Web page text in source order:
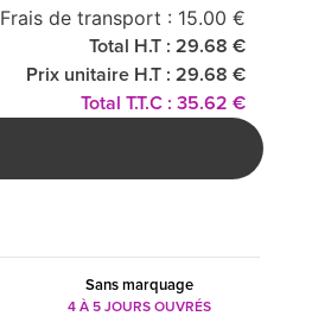
Frais de transport : 15.00 €
Total H.T : 29.68 €
Prix unitaire H.T : 29.68 €
Total T.T.C : 35.62 €
Sans marquage
4 À 5 JOURS OUVRÉS